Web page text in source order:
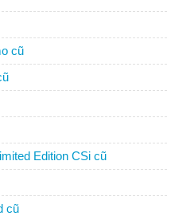
cũ
Edition CSi cũ
cũ